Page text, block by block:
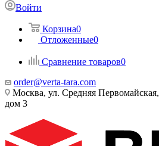
Войти
Корзина0
Отложенные0
Сравнение товаров0
order@verta-tara.com
Москва, ул. Средняя Первомайская,
дом 3